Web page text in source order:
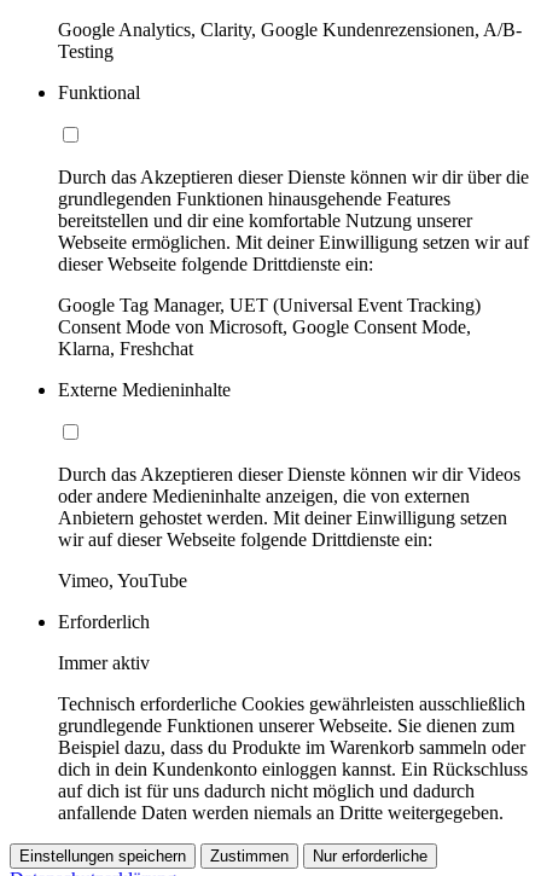
Google Analytics, Clarity, Google Kundenrezensionen, A/B-
Testing
Funktional
Durch das Akzeptieren dieser Dienste können wir dir über die
grundlegenden Funktionen hinausgehende Features
bereitstellen und dir eine komfortable Nutzung unserer
Webseite ermöglichen. Mit deiner Einwilligung setzen wir auf
dieser Webseite folgende Drittdienste ein:
Google Tag Manager, UET (Universal Event Tracking)
Consent Mode von Microsoft, Google Consent Mode,
Klarna, Freshchat
Externe Medieninhalte
Durch das Akzeptieren dieser Dienste können wir dir Videos
oder andere Medieninhalte anzeigen, die von externen
Anbietern gehostet werden. Mit deiner Einwilligung setzen
wir auf dieser Webseite folgende Drittdienste ein:
Vimeo, YouTube
Erforderlich
Immer aktiv
Technisch erforderliche Cookies gewährleisten ausschließlich
grundlegende Funktionen unserer Webseite. Sie dienen zum
Beispiel dazu, dass du Produkte im Warenkorb sammeln oder
dich in dein Kundenkonto einloggen kannst. Ein Rückschluss
auf dich ist für uns dadurch nicht möglich und dadurch
anfallende Daten werden niemals an Dritte weitergegeben.
Einstellungen speichern Zustimmen Nur erforderliche